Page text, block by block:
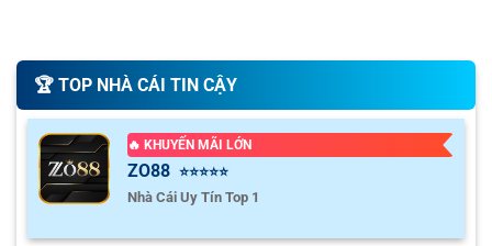
🏆️ TOP NHÀ CÁI TIN CẬY
🔥 KHUYẾN MÃI LỚN
ZO88 ⭐⭐⭐⭐⭐
Nhà Cái Uy Tín Top 1